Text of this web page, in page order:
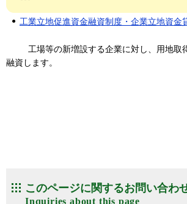
工業立地促進資金融資制度・企業立地資金
工場等の新増設する企業に対し、用地取
融資します。
このページに関するお問い合わ